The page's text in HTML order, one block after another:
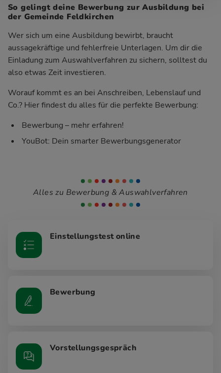
So gelingt deine Bewerbung zur Ausbildung bei
der Gemeinde Feldkirchen
Wer sich um eine Ausbildung bewirbt, braucht
aussagekräftige und fehlerfreie Unterlagen. Um dir die
Einladung zum Auswahlverfahren zu sichern, solltest du
also etwas Zeit investieren.
Worauf kommt es an bei Anschreiben, Lebenslauf und
Co.? Hier findest du alles für die perfekte Bewerbung:
Bewerbung – mehr erfahren!
YouBot: Dein smarter Bewerbungsgenerator
Alles zu Bewerbung & Auswahlverfahren
Einstellungstest online
Bewerbung
Vorstellungsgespräch